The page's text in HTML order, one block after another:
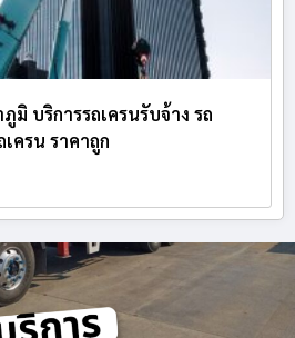
มิ บริการรถเครนรับจ้าง รถ
เครน ราคาถูก